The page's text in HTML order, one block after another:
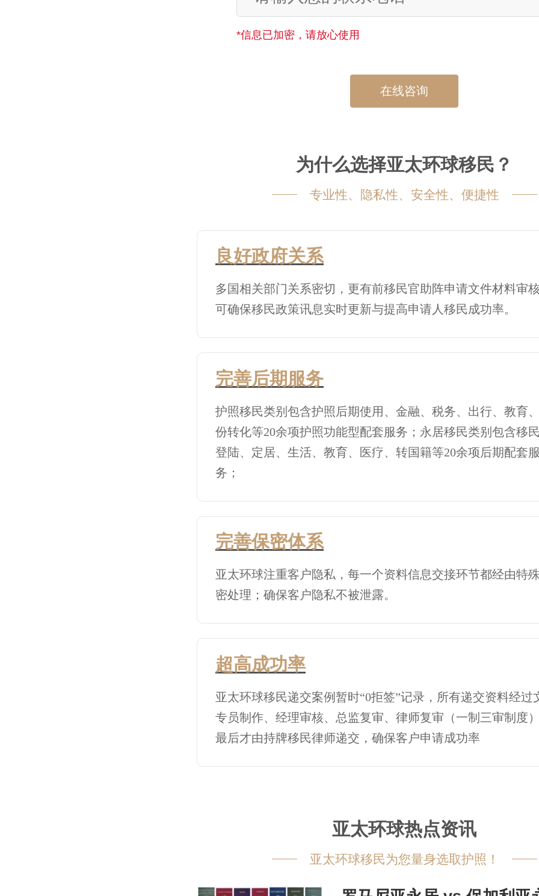
*信息已加密，请放心使用
在线咨询
为什么选择亚太环球移民？
专业性、隐私性、安全性、便捷性
良好政府关系
多国相关部门关系密切，更有前移民官助阵申请文件材料审
可确保移民政策讯息实时更新与提高申请人移民成功率。
完善后期服务
护照移民类别包含护照后期使用、金融、税务、出行、教育
份转化等20余项护照功能型配套服务；永居移民类别包含移
登陆、定居、生活、教育、医疗、转国籍等20余项后期配套
务；
完善保密体系
亚太环球注重客户隐私，每一个资料信息交接环节都经由特
密处理；确保客户隐私不被泄露。
超高成功率
亚太环球移民递交案例暂时“0拒签”记录，所有递交资料经过
专员制作、经理审核、总监复审、律师复审（一制三审制度
最后才由持牌移民律师递交，确保客户申请成功率
亚太环球热点资讯
亚太环球移民为您量身选取护照！